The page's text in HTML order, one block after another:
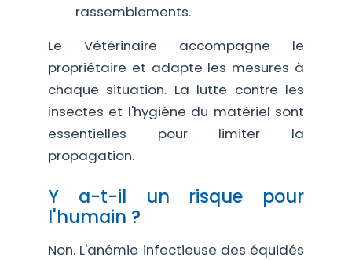
rassemblements.
Le Vétérinaire accompagne le
propriétaire et adapte les mesures à
chaque situation. La lutte contre les
insectes et l'hygiène du matériel sont
essentielles pour limiter la
propagation.
Y a-t-il un risque pour
l'humain ?
Non. L'anémie infectieuse des équidés